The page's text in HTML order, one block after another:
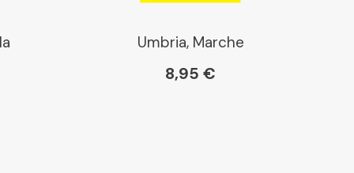
Umbria, Marche
8,95 €